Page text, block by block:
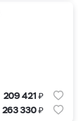
209 421₽
263 330₽